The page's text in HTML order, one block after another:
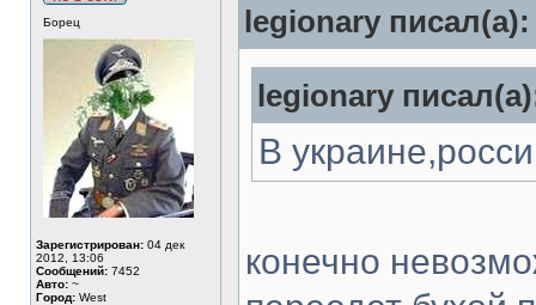
Борец
Зарегистрирован: 04 дек
2012, 13:06
Сообщений: 7452
Авто: ~
Город: West
legionary писал(а):
legionary
В
конечно